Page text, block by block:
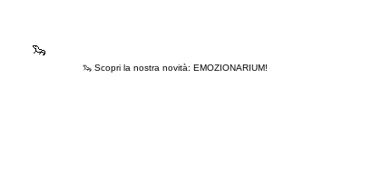
🦦
🦦 Scopri la nostra novità: EMOZIONARIUM!